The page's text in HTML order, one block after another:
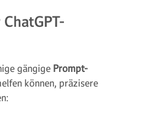
gängige Prompt-
können, präzisere